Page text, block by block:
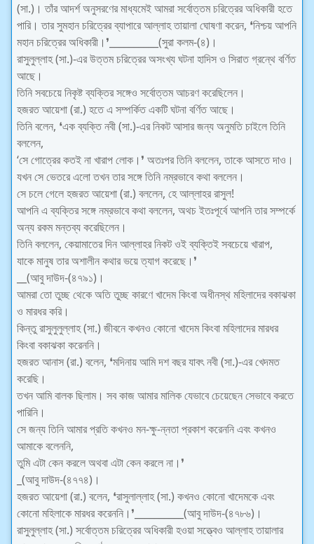
(সা.)। তাঁর আদর্শ অনুসরণের মাধ্যমেই আমরা সর্বোত্তম চরিত্রের অধিকারী হতে
পারি। তার সুমহান চরিত্রের ব্যাপারে আল্লাহ তায়ালা ঘোষণা করেন, ❛নিশ্চয় আপনি
মহান চরিত্রের অধিকারী।❜__________(সুরা কলম-(৪)।
রাসুলুল্লাহ (সা.)-এর উত্তম চরিত্রের অসংখ্য ঘটনা হাদিস ও সিরাত গ্রন্থে বর্ণিত
আছে।
তিনি সবচেয়ে নিকৃষ্ট ব্যক্তির সঙ্গেও সর্বোত্তম আচরণ করেছিলেন।
হজরত আয়েশা (রা.) হতে এ সম্পর্কিত একটি ঘটনা বর্ণিত আছে।
তিনি বলেন, ❛এক ব্যক্তি নবী (সা.)-এর নিকট আসার জন্য অনুমতি চাইলে তিনি
বললেন,
‘সে গোত্রের কতই না খারাপ লোক।❜ অতঃপর তিনি বললেন, তাকে আসতে দাও।
যখন সে ভেতরে এলো তখন তার সঙ্গে তিনি নম্রভাবে কথা বললেন।
সে চলে গেলে হজরত আয়েশা (রা.) বললেন, হে আল্লাহর রাসুল!
আপনি এ ব্যক্তির সঙ্গে নম্রভাবে কথা বললেন, অথচ ইতঃপূর্বে আপনি তার সম্পর্কে
অন্য রকম মন্তব্য করেছিলেন।
তিনি বললেন, কেয়ামাতের দিন আল্লাহর নিকট ওই ব্যক্তিই সবচেয়ে খারাপ,
যাকে মানুষ তার অশালীন কথার ভয়ে ত্যাগ করেছে।❜
__(আবু দাউদ-(৪৭৯১)।
আমরা তো তুচ্ছ থেকে অতি তুচ্ছ কারণে খাদেম কিংবা অধীনস্থ মহিলাদের বকাঝকা
ও মারধর করি।
কিন্তু রাসুলুলুল্লাহ (সা.) জীবনে কখনও কোনো খাদেম কিংবা মহিলাদের মারধর
কিংবা বকাঝকা করেননি।
হজরত আনাস (রা.) বলেন, ❛মদিনায় আমি দশ বছর যাবৎ নবী (সা.)-এর খেদমত
করেছি।
তখন আমি বালক ছিলাম। সব কাজ আমার মালিক যেভাবে চেয়েছেন সেভাবে করতে
পারিনি।
সে জন্য তিনি আমার প্রতি কখনও মন-ক্ষু-ন্নতা প্রকাশ করেননি এবং কখনও
আমাকে বলেননি,
তুমি এটা কেন করলে অথবা এটা কেন করলে না।❜
_(আবু দাউদ-(৪৭৭৪)।
হজরত আয়েশা (রা.) বলেন, ❛রাসুলাল্লাহ (সা.) কখনও কোনো খাদেমকে এবং
কোনো মহিলাকে মারধর করেননি।❜__________(আবু দাউদ-(৪৭৮৬)।
রাসুলুল্লাহ (সা.) সর্বোত্তম চরিত্রের অধিকারী হওয়া সত্ত্বেও আল্লাহ তায়ালার